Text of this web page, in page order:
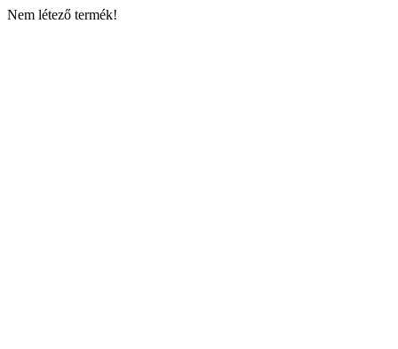
Nem létező termék!